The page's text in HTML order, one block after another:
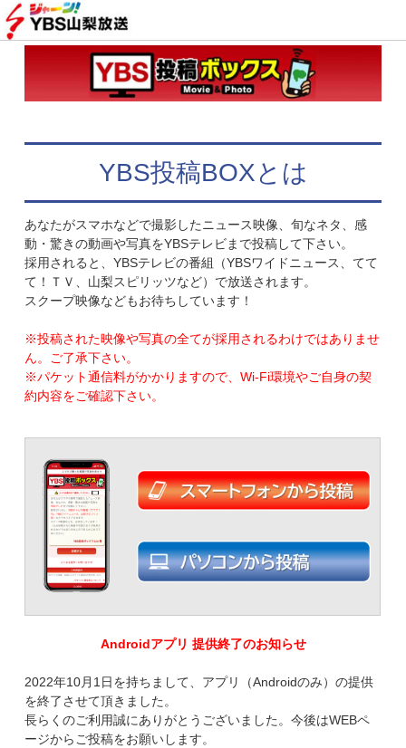
YBS投稿BOXとは
あなたがスマホなどで撮影したニュース映像、旬なネタ、感
動・驚きの動画や写真をYBSテレビまで投稿して下さい。
採用されると、YBSテレビの番組（YBSワイドニュース、てて
て！ＴＶ、山梨スピリッツなど）で放送されます。
スクープ映像などもお待ちしています！
※投稿された映像や写真の全てが採用されるわけではありませ
ん。ご了承下さい。
※パケット通信料がかかりますので、Wi-Fi環境やご自身の契
約内容をご確認下さい。
Androidアプリ 提供終了のお知らせ
2022年10月1日を持ちまして、アプリ（Androidのみ）の提供
を終了させて頂きました。
長らくのご利用誠にありがとうございました。今後はWEBペ
ージからご投稿をお願いします。